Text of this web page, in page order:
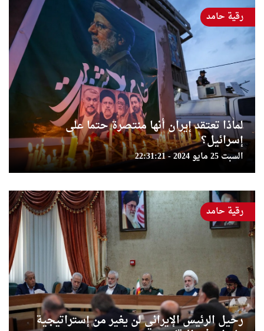
لماذا تعتقد إيران أنها منتصرة حتما على
إسرائيل؟
السبت 25 مايو 2024 - 22:31:21
رقية حامد
رحيل الرئيس الإيراني لن يغير من إستراتيجية
رقية حامد